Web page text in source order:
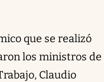
que se realizó
los ministros de
Claudio